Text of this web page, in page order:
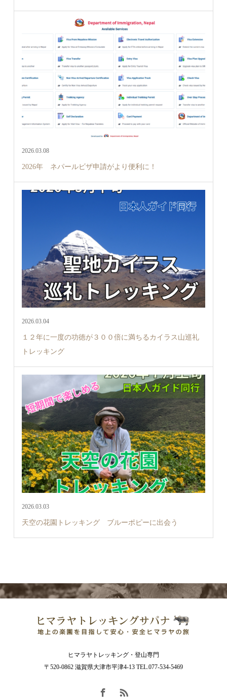
2026.03.08
2026年 ネパールビザ申請がより便利に！
2026.03.04
１２年に一度の功徳が３００倍に満ちるカイラス山巡礼
トレッキング
2026.03.03
天空の花園トレッキング ブルーポピーに出会う
ヒマラヤトレッキング・登山専門
〒520-0862 滋賀県大津市平津4-13 TEL.077-534-5469